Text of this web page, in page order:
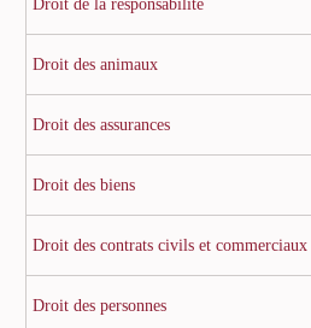
Droit de la responsabilité
Droit des animaux
Droit des assurances
Droit des biens
Droit des contrats civils et commerciaux
Droit des personnes